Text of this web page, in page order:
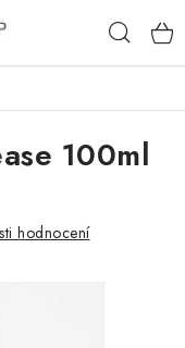
100ml
hodnocení